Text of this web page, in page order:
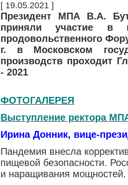
[ 19.05.2021 ]
Президент МПА В.А.
приняли участие в
продовольственного
г. в Московском
производств проходит
- 2021
ФОТОГАЛЕРЕЯ
Выступление ректора
Ирина Донник, вице-
Пандемия внесла
пищевой безопасности.
и наращивания